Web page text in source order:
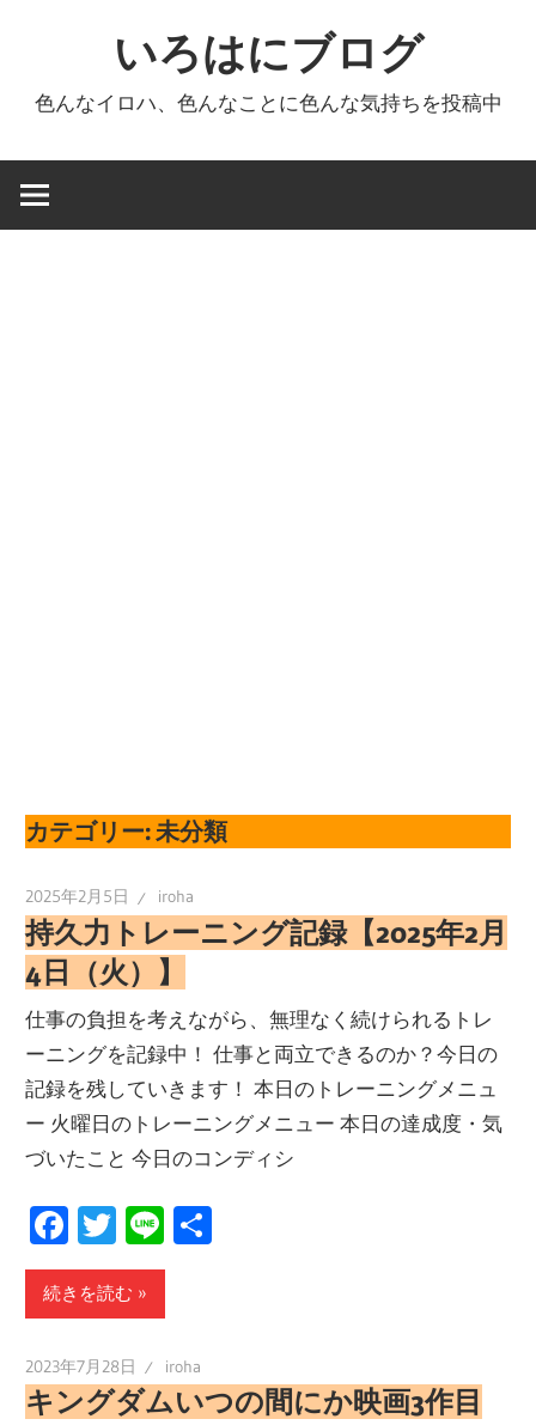
ツ
ス
いろはにブログ
色んなイロハ、色んなことに色んな気持ちを投稿中
カテゴリー:未分類
2025年2月5日 iroha
持久力トレーニング記録【2025年2月
4日（火）】
仕事の負担を考えながら、無理なく続けられるトレ
ーニングを記録中！ 仕事と両立できるのか？今日の
記録を残していきます！ 本日のトレーニングメニュ
ー 火曜日のトレーニングメニュー 本日の達成度・気
づいたこと 今日のコンディシ
Facebook
Twitter
Line
続きを読む
2023年7月28日 iroha
キングダムいつの間にか映画3作目